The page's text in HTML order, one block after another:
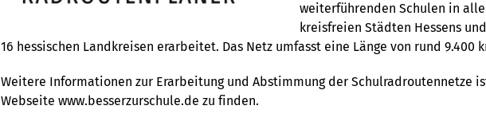
weiterführenden Schulen in
kreisfreien Städten Hessens
16 hessischen Landkreisen erarbeitet. Das Netz umfasst eine Länge von rund 9.400
Weitere Informationen zur Erarbeitung und Abstimmung der Schulradroutennetze
Webseite www.besserzurschule.de zu finden.